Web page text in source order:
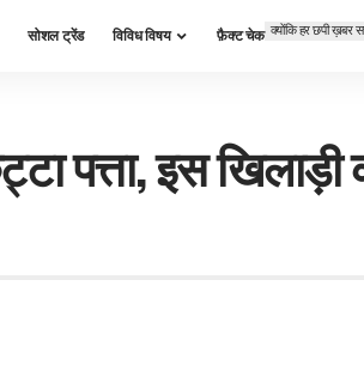
सोशल ट्रेंड विविध विषय फ़ैक्ट चेक क्योंकि हर छपी ख़बर
पत्ता, इस खिलाड़ी